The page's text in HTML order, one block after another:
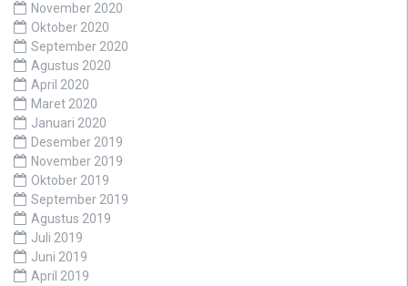
November 2020
Oktober 2020
September 2020
Agustus 2020
April 2020
Maret 2020
Januari 2020
Desember 2019
November 2019
Oktober 2019
September 2019
Agustus 2019
Juli 2019
Juni 2019
April 2019